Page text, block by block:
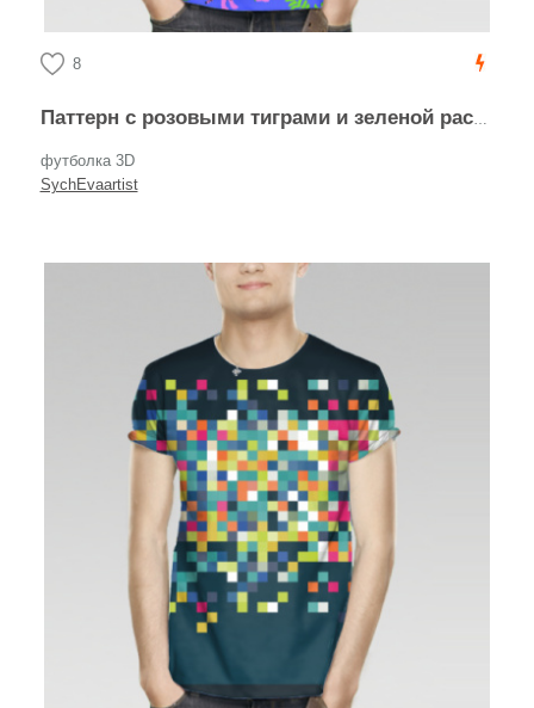
8
Паттерн с розовыми тиграми и зеленой растительностью
футболка 3D
SychEvaartist